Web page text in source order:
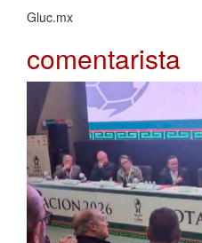
Gluc.mx
comentarista